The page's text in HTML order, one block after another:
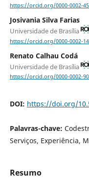
https://orcid.org/0000-0002-
Josivania Silva Farias
Universidade de Brasília
https://orcid.org/0000-0002-
Renato Calhau Codá
Universidade de Brasília
https://orcid.org/0000-0002-
DOI: https://doi.org/
Palavras-chave:
Serviços, Experiência,
Resumo